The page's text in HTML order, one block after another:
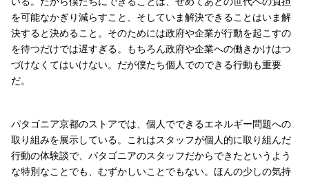
を可能なかぎり減らすこと、そしていま解決できることはいま解
決すると決めること。そのためには政府や企業が行動を起こすの
を待つだけでは遅すぎる。もちろん政府や企業への働きかけはつ
づけなくてはいけない。だが僕たち個人でのできる行動も重要
だ。
パタゴニア京都のストアでは、個人でできるエネルギー問題への
取り組みを展示している。これはスタッフが個人的に取り組んだ
行動の体験談で、パタゴニアのスタッフだからできたというよう
な特別なことでも、むずかしいことでもない。ほんの少しの気持